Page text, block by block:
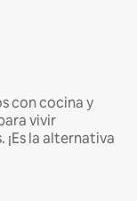
con cocina y
vivir
la alternativa